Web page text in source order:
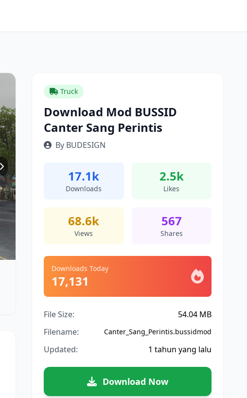
Truck
Download Mod BUSSID
Canter Sang Perintis
By BUDESIGN
17.1k
Downloads
2.5k
Likes
68.6k
Views
567
Shares
Downloads Today
17,131
File Size:
54.04 MB
Filename:
Canter_Sang_Perintis.bussidmod
Updated: 1 tahun yang lalu
Download Now